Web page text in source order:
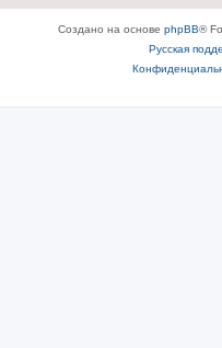
Создано на основе phpBB®
Русская